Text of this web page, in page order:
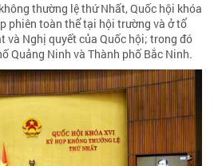
thường lệ thứ Nhất, Quốc hội khóa
phiên toàn thể tại hội trường và ở tổ
và Nghị quyết của Quốc hội; trong đó
Quảng Ninh và Thành phố Bắc Ninh.